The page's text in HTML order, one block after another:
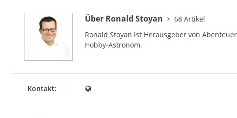
Über Ronald Stoyan
68 Artikel
Ronald Stoyan ist Herausgeber von
Hobby-Astronom.
Kontakt: